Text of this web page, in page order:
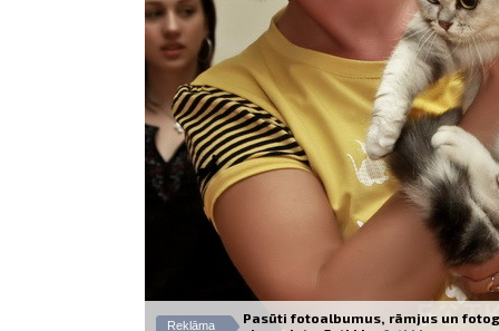
Reklāma
Pasūti fotoalbumus, rāmjus un